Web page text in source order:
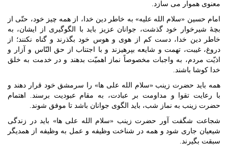
معنوی هموار می سازد.
امام حسین «سلام الله علیه» به خاطر دین خدا، از همه چیز خود، حتّی از
بچۀ شیرخوار خود گذشت، جوانان عزیز باید با الگوگیری از ایشان، به
خاطر دین خدا، دست کم از هوی و هوس خود بگذرند و گناه نکنند؛ از
دروغ، غیبت، تهمت و شایعه بپرهیزند و با اجتناب از حق النّاس و آزار و
اذیّت مردم، به واجبات مخصوصاً نماز اهمیّت بدهند و در خدمت به خلق
خدا کوشا باشند.
همه باید حضرت زینب «سلام الله علی ها» را سرمشق خود قرار دهند و
با رعایت تقوا و مداومت بر عبادت، به مقام عبودیت برسند. اهتمام
حضرت زینب به نماز شب، باید الگوی جوانان باشد تا موفق شوند.
شجاعت شگفت آور حضرت زینب «سلام الله علی ها» باید در زندگی
شیعیان جاری شود و همه در شناخت وظیفه و عمل به وظیفه از همدیگر
سبقت بگیرند.